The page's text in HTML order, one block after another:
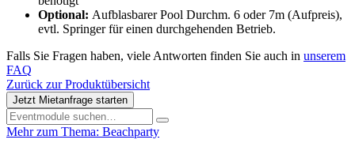
Optional: Aufblasbarer Pool Durchm. 6 oder 7m (Aufpreis),
evtl. Springer für einen durchgehenden Betrieb.
Falls Sie Fragen haben, viele Antworten finden Sie auch in unserem
FAQ
Zurück zur Produktübersicht
Jetzt Mietanfrage starten
Mehr zum Thema: Beachparty